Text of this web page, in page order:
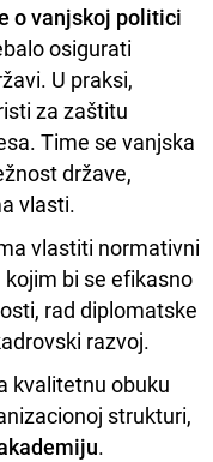
o vanjskoj politici
osigurati
U praksi,
za zaštitu
Time se vanjska
države,
vlasti.
vlastiti normativni
bi se efikasno
rad diplomatske
razvoj.
kvalitetnu obuku
strukturi,
.